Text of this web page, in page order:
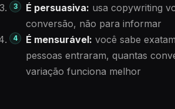
É persuasiva: usa copywriting
conversão, não para informar
É mensurável: você sabe
pessoas entraram, quantas
variação funciona melhor